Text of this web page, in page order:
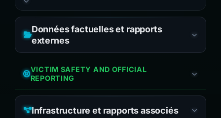
Données factuelles et rapports
externes
VICTIM SAFETY AND OFFICIAL
REPORTING
Infrastructure et rapports associés